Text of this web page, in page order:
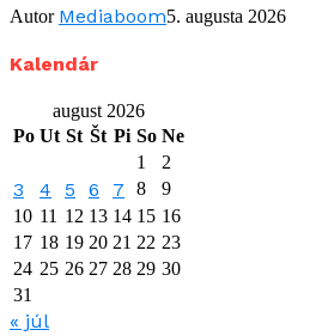
Autor Mediaboom5. augusta 2026
Kalendár
august 2026
Po Ut St Št Pi So Ne
1
2
3 4 5 6 7 8
9
10 11 12 13 14 15 16
17 18 19 20 21 22 23
24 25 26 27 28 29 30
31
« júl